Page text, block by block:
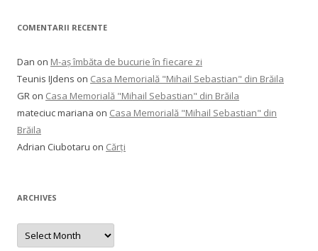
COMENTARII RECENTE
Dan on M-aș îmbăta de bucurie în fiecare zi
Teunis IJdens on Casa Memorială "Mihail Sebastian" din Brăila
GR on Casa Memorială "Mihail Sebastian" din Brăila
mateciuc mariana on Casa Memorială "Mihail Sebastian" din
Brăila
Adrian Ciubotaru on Cărți
ARCHIVES
Archives